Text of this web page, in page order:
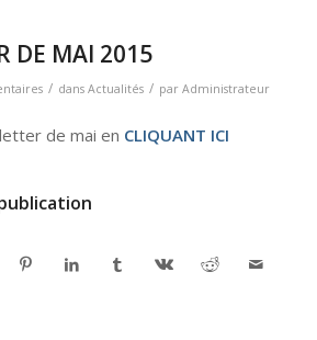
DE MAI 2015
/ dans Actualités / par Administrateur
de mai en CLIQUANT ICI